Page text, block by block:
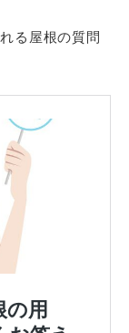
る屋根の質問